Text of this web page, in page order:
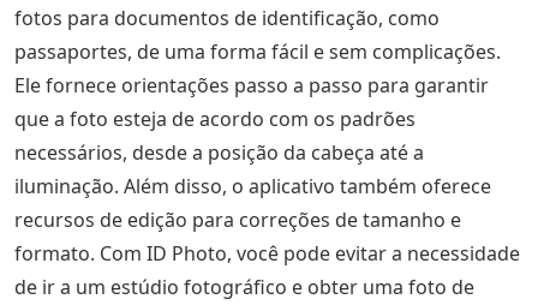
fotos para documentos de identificação, como
passaportes, de uma forma fácil e sem complicações.
Ele fornece orientações passo a passo para garantir
que a foto esteja de acordo com os padrões
necessários, desde a posição da cabeça até a
iluminação. Além disso, o aplicativo também oferece
recursos de edição para correções de tamanho e
formato. Com ID Photo, você pode evitar a necessidade
de ir a um estúdio fotográfico e obter uma foto de